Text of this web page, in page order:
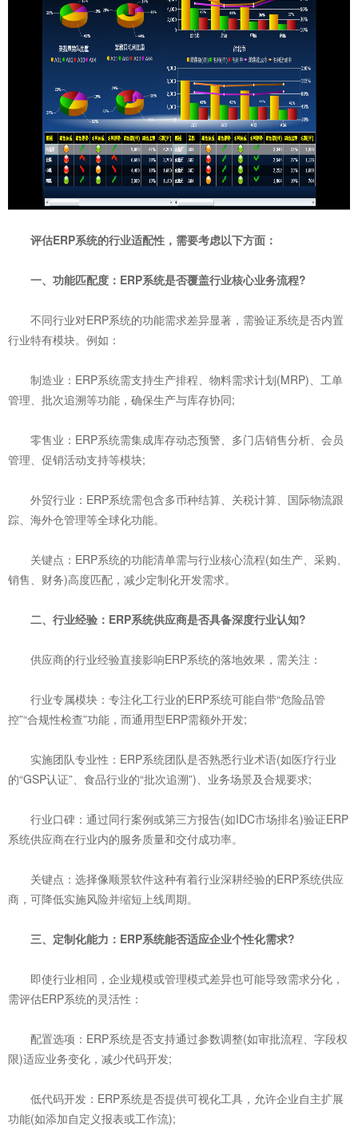
评估ERP系统的行业适配性，需要考虑以下方面：
一、功能匹配度：ERP系统是否覆盖行业核心业务流程?
不同行业对ERP系统的功能需求差异显著，需验证系统是否内置
行业特有模块。例如：
制造业：ERP系统需支持生产排程、物料需求计划(MRP)、工单
管理、批次追溯等功能，确保生产与库存协同;
零售业：ERP系统需集成库存动态预警、多门店销售分析、会员
管理、促销活动支持等模块;
外贸行业：ERP系统需包含多币种结算、关税计算、国际物流跟
踪、海外仓管理等全球化功能。
关键点：ERP系统的功能清单需与行业核心流程(如生产、采购、
销售、财务)高度匹配，减少定制化开发需求。
二、行业经验：ERP系统供应商是否具备深度行业认知?
供应商的行业经验直接影响ERP系统的落地效果，需关注：
行业专属模块：专注化工行业的ERP系统可能自带“危险品管
控”“合规性检查”功能，而通用型ERP需额外开发;
实施团队专业性：ERP系统团队是否熟悉行业术语(如医疗行业
的“GSP认证”、食品行业的“批次追溯”)、业务场景及合规要求;
行业口碑：通过同行案例或第三方报告(如IDC市场排名)验证ERP
系统供应商在行业内的服务质量和交付成功率。
关键点：选择像顺景软件这种有着行业深耕经验的ERP系统供应
商，可降低实施风险并缩短上线周期。
三、定制化能力：ERP系统能否适应企业个性化需求?
即使行业相同，企业规模或管理模式差异也可能导致需求分化，
需评估ERP系统的灵活性：
配置选项：ERP系统是否支持通过参数调整(如审批流程、字段权
限)适应业务变化，减少代码开发;
低代码开发：ERP系统是否提供可视化工具，允许企业自主扩展
功能(如添加自定义报表或工作流);